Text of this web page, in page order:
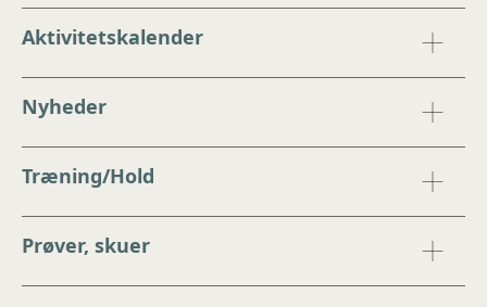
Aktivitetskalender
Nyheder
Træning/Hold
Prøver, skuer